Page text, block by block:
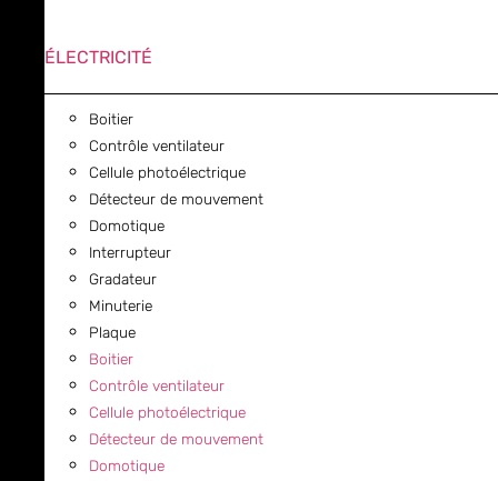
ÉLECTRICITÉ
Boitier
Contrôle ventilateur
Cellule photoélectrique
Détecteur de mouvement
Domotique
Interrupteur
Gradateur
Minuterie
Plaque
Boitier
Contrôle ventilateur
Cellule photoélectrique
Détecteur de mouvement
Domotique